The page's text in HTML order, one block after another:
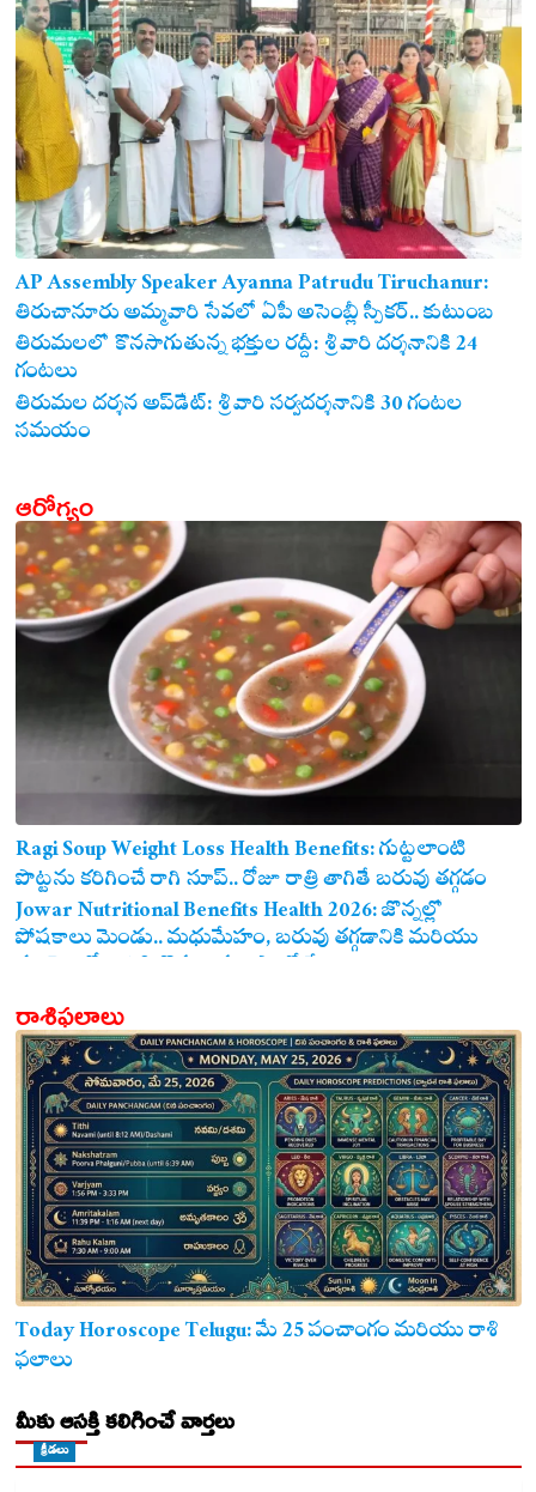
AP Assembly Speaker Ayanna Patrudu Tiruchanur:
తిరుచానూరు అమ్మవారి సేవలో ఏపీ అసెంబ్లీ స్పీకర్.. కుటుంబ
సమేతంగా దర్శించుకున్న అయ్యన్నపాత్రుడు!
తిరుమలలో కొనసాగుతున్న భక్తుల రద్దీ: శ్రీవారి దర్శనానికి 24
గంటలు
తిరుమల దర్శన అప్‌డేట్: శ్రీవారి సర్వదర్శనానికి 30 గంటల
సమయం
ఆరోగ్యం
Ragi Soup Weight Loss Health Benefits: గుట్టలాంటి
పొట్టను కరిగించే రాగి సూప్.. రోజూ రాత్రి తాగితే బరువు తగ్గడం
ఖాయం!
Jowar Nutritional Benefits Health 2026: జొన్నల్లో
పోషకాలు మెండు.. మధుమేహం, బరువు తగ్గడానికి మరియు
గుండె ఆరోగ్యానికి జొన్న అన్నం ఎంతో మేలు!
రాశిఫలాలు
Today Horoscope Telugu: మే 25 పంచాంగం మరియు రాశి
ఫలాలు
మీకు ఆసక్తి కలిగించే వార్తలు
క్రీడలు